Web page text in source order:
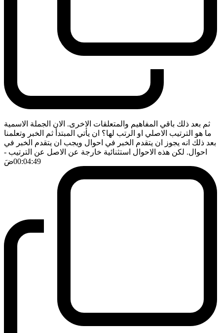
ثم بعد ذلك باقي المفاهيم والمتعلقات الاخرى. الان الجملة الاسمية
ما هو الترتيب الاصلي او الرتب لها؟ ان يأتي المبتدأ ثم الخبر وتعلمنا
بعد ذلك انه يجوز ان يتقدم الخبر في احوال ويجب ان يتقدم الخبر في
احوال. لكن هذه الاحوال استثنائية خارجة عن الاصل عن الترتيب -
00:04:49ضَ